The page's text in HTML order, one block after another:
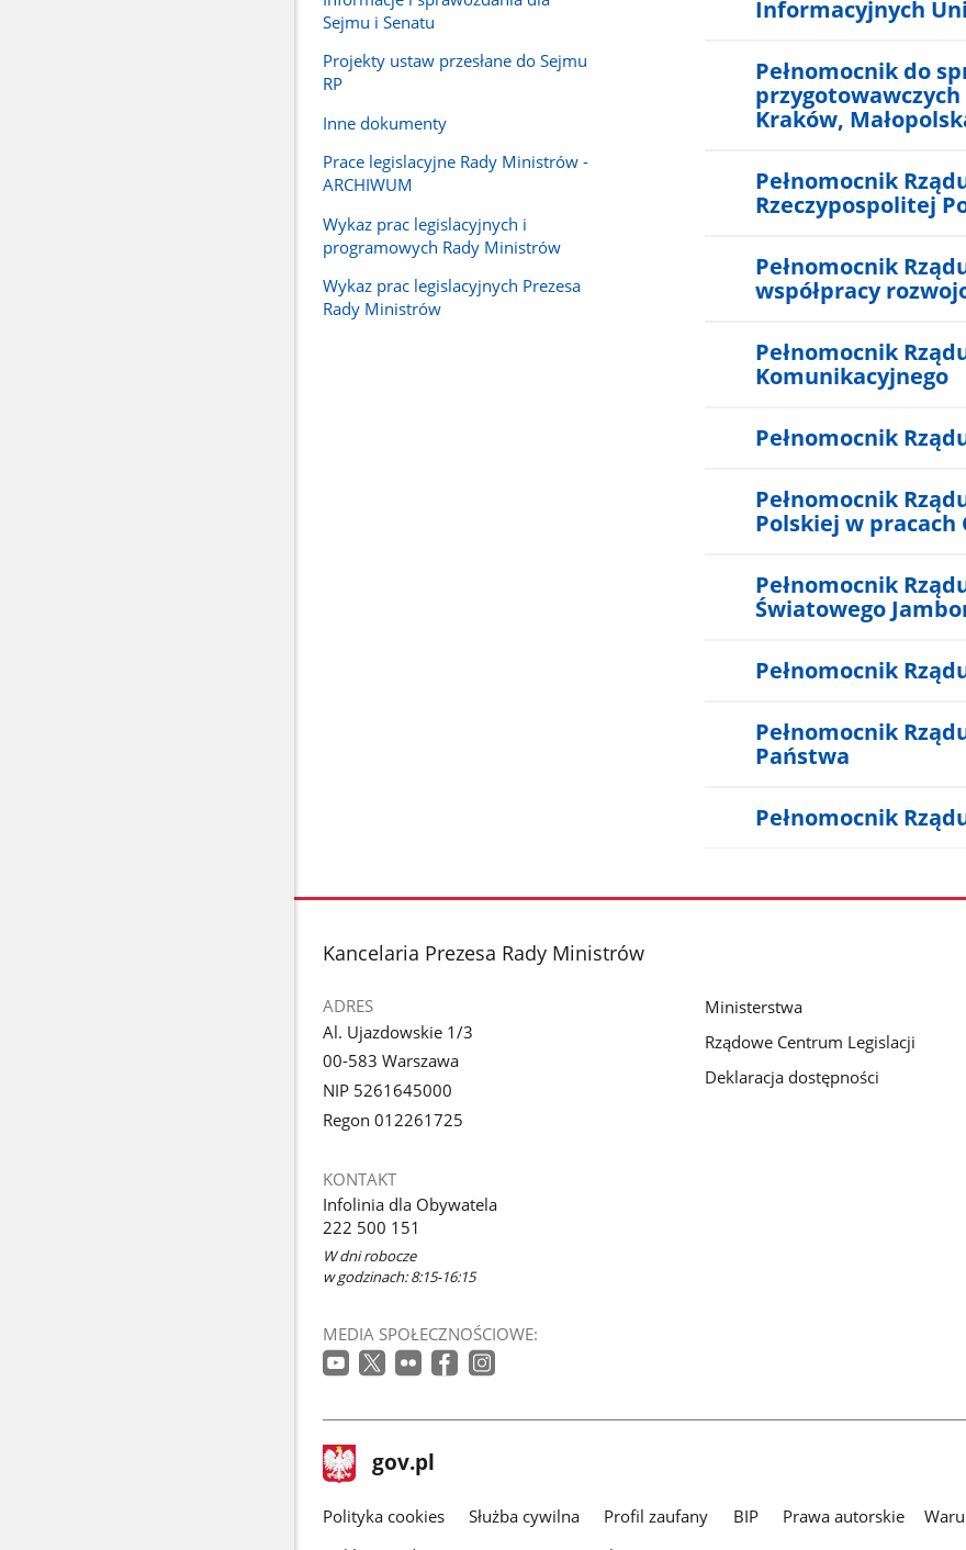
Sejmu i Senatu
Projekty ustaw przesłane do Sejmu
RP
Inne dokumenty
Prace legislacyjne Rady Ministrów -
ARCHIWUM
Wykaz prac legislacyjnych i
programowych Rady Ministrów
Wykaz prac legislacyjnych Prezesa
Rady Ministrów
Informacyjnych
Pełnomocnik do
Kraków,
Pełnomocnik
Rzeczypospolitej
Pełnomocnik
współpracy
Pełnomocnik
Komunikacyjnego
Pełnomocnik
Pełnomocnik
Polskiej w pracach
Pełnomocnik
Światowego
Pełnomocnik
Pełnomocnik
Państwa
Pełnomocnik
stopka
Kancelaria Prezesa Rady Ministrów
ADRES
Al. Ujazdowskie 1/3
00-583 Warszawa
NIP 5261645000
Regon 012261725
KONTAKT
Infolinia dla Obywatela
222 500 151
W dni robocze
w godzinach: 8:15-16:15
MEDIA SPOŁECZNOŚCIOWE:
Ministerstwa
Rządowe Centrum Legislacji
Deklaracja dostępności
stopka
gov.pl Strona
gov.pl
gov.pl
Polityka cookies Służba cywilna Profil zaufany BIP Prawa autorskie